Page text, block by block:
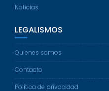
Noticias
LEGALISMOS
Quienes somos
Contacto
Política de privacidad